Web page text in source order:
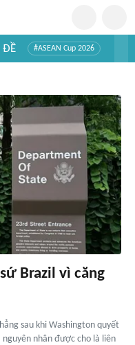
ĐỀ #ASEAN Cup 2026
Brazil vì căng
sau khi Washington quyết
nhân được cho là liên